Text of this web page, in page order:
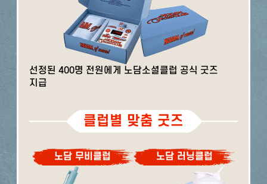
선정된 400명 전원에게 노담소셜클럽 공식 굿즈
지급
클럽별 맞춤 굿즈
노담 무비클럽 노담 러닝클럽